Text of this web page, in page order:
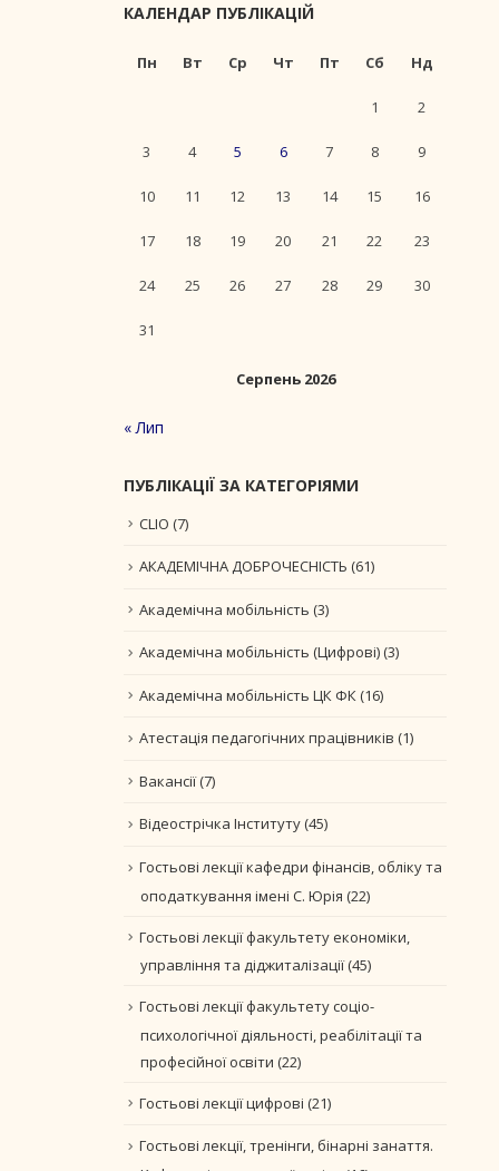
КАЛЕНДАР ПУБЛІКАЦІЙ
Серпень 2026
Пн Вт Ср Чт Пт Сб Нд
1 2
3 4 5 6 7 8 9
10 11 12 13 14 15 16
17 18 19 20 21 22 23
24 25 26 27 28 29 30
31
« Лип
ПУБЛІКАЦІЇ ЗА КАТЕГОРІЯМИ
CLIO (7)
АКАДЕМІЧНА ДОБРОЧЕСНІСТЬ (61)
Академічна мобільність (3)
Академічна мобільність (Цифрові)(3)
Академічна мобільність ЦК ФК(16)
Атестація педагогічних працівників (1)
Вакансії(7)
Відеострічка Інституту(45)
Гостьові лекції кафедри фінансів, обліку та
оподаткування імені С. Юрія (22)
Гостьові лекції факультету економіки,
управління та діджиталізації(45)
Гостьові лекції факультету соціо-
психологічної діяльності, реабілітації та
професійної освіти (22)
Гостьові лекції цифрові (21)
Гостьові лекції, тренінги, бінарні занаття.